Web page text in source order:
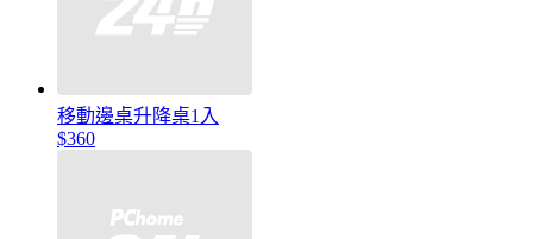
移動邊桌升降桌1入
$360